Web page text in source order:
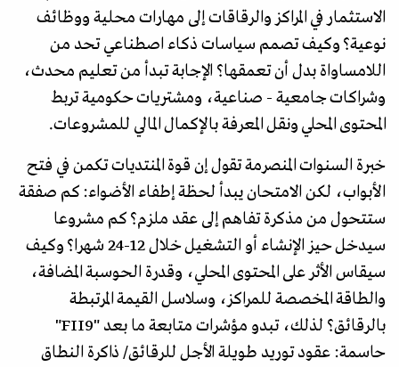
الاستثمار في المراكز والرقاقات إلى مهارات محلية ووظائف
نوعية؟ وكيف تصمم سياسات ذكاء اصطناعي تحد من
اللامساواة بدل أن تعمقها؟ الإجابة تبدأ من تعليم محدث،
وشراكات جامعية - صناعية، ومشتريات حكومية تربط
المحتوى المحلي ونقل المعرفة بالإكمال المالي للمشروعات.
خبرة السنوات المنصرمة تقول إن قوة المنتديات تكمن في فتح
الأبواب، لكن الامتحان يبدأ لحظة إطفاء الأضواء: كم صفقة
ستتحول من مذكرة تفاهم إلى عقد ملزم؟ كم مشروعا
سيدخل حيز الإنشاء أو التشغيل خلال 12-24 شهرا؟ وكيف
سيقاس الأثر على المحتوى المحلي، وقدرة الحوسبة المضافة،
والطاقة المخصصة للمراكز، وسلاسل القيمة المرتبطة
بالرقائق؟ لذلك، تبدو مؤشرات متابعة ما بعد "FII9"
حاسمة: عقود توريد طويلة الأجل للرقائق/ ذاكرة النطاق